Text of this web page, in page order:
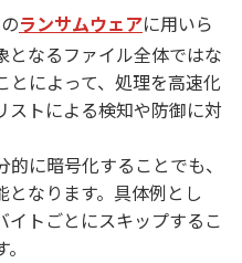
ランサムウェアに用いら
となるファイル全体ではな
とによって、処理を高速化
ストによる検知や防御に対
に暗号化することでも、
となります。具体例とし
イトごとにスキップするこ